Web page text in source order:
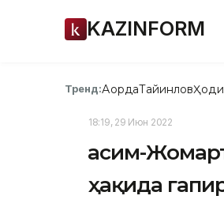
KAZINFORM
Тренд:АқордаТайинлов
18:19, 29 Июн 2022
Қасим-
ҳақида